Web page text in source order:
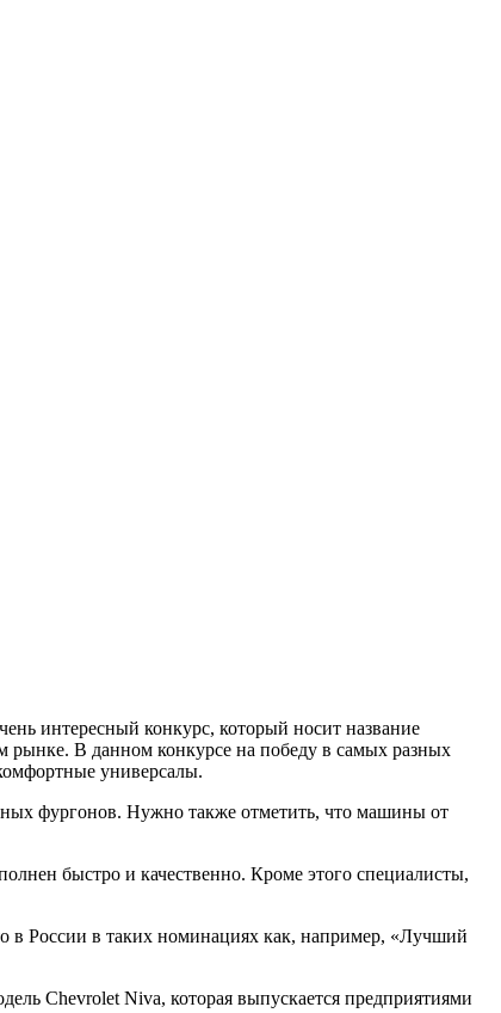
интересный конкурс, который носит название
рынке. В данном конкурсе на победу в самых разных
универсалы.
фургонов. Нужно также отметить, что машины от
быстро и качественно. Кроме этого специалисты,
в России в таких номинациях как, например, «Лучший
Chevrolet Niva, которая выпускается предприятиями